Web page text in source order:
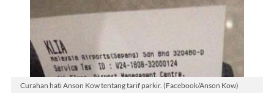
Curahan hati Anson Kow tentang tarif parkir. (Facebook/Anson Kow)